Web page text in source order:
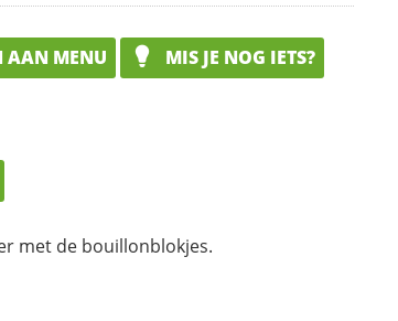
AAN MENU MIS JE NOG IETS?
met de bouillonblokjes.